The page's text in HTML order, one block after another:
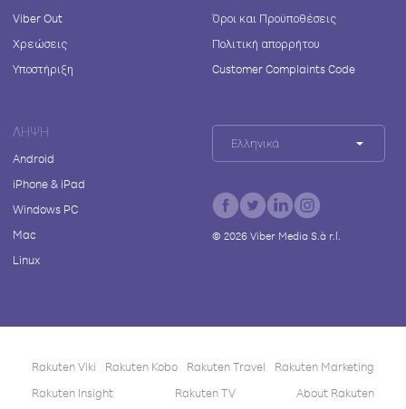
Viber Out
Χρεώσεις
Υποστήριξη
Όροι και Προϋποθέσεις
Πολιτική απορρήτου
Customer Complaints Code
ΛΉΨΗ
Android
iPhone & iPad
Windows PC
Mac
Linux
Ελληνικά
© 2026Viber Media S.à r.l.
Rakuten Viki Rakuten Kobo Rakuten Travel
Rakuten Marketing
Rakuten Insight
Rakuten TV About Rakuten